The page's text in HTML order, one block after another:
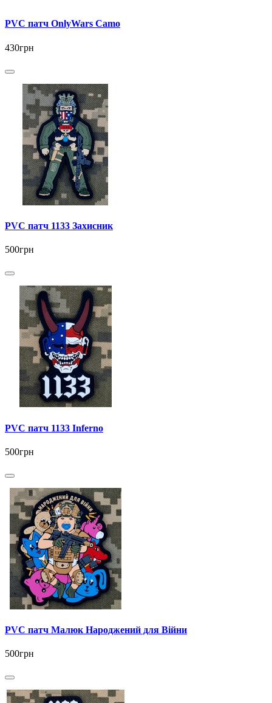
PVC патч OnlyWars Camo
430грн
PVC патч 1133 Захисник
500грн
PVC патч 1133 Inferno
500грн
PVC патч Малюк Народжений для Війни
500грн